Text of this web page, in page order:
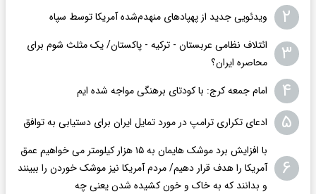
۲ ویدئویی جدید از پهپادهای منهدم‌شده آمریکا توسط سپاه
۳
ائتلاف نظامی عربستان - ترکیه - پاکستان/ یک مثلث شوم برای
محاصره ایران؟
۴ امام جمعه کرج: با کودتای برهنگی مواجه شده ایم
۵ ادعای تکراری ترامپ در مورد تمایل ایران برای دستیابی به توافق
۶
با افزایش برد موشک هایمان به ۱۵ هزار کیلومتر می خواهیم عمق
آمریکا را هدف قرار دهیم/ مردم آمریکا نیز موشک خوردن را ببینند
و بدانند که به خاک و خون کشیده شدن یعنی چه